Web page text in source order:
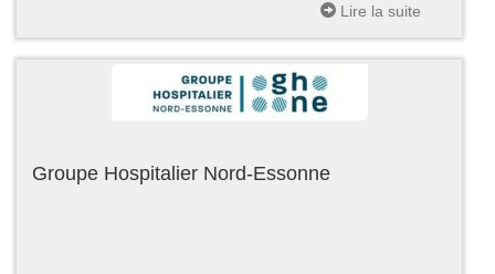
Lire la suite
Groupe Hospitalier Nord-Essonne